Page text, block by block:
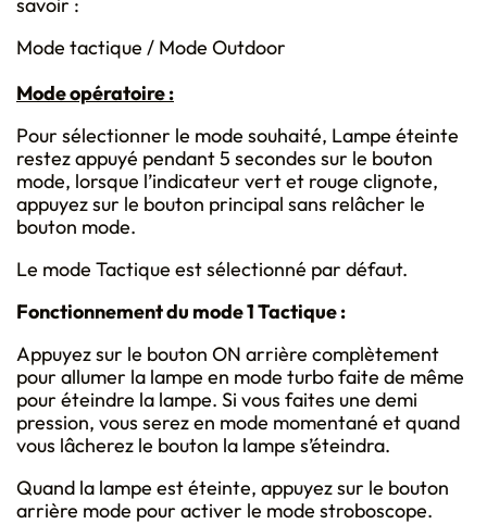
Mode tactique / Mode Outdoor
Mode opératoire :
Pour sélectionner le mode souhaité, Lampe éteinte
restez appuyé pendant 5 secondes sur le bouton
mode, lorsque l’indicateur vert et rouge clignote,
appuyez sur le bouton principal sans relâcher le
bouton mode.
Le mode Tactique est sélectionné par défaut.
Fonctionnement du mode 1 Tactique :
Appuyez sur le bouton ON arrière complètement
pour allumer la lampe en mode turbo faite de même
pour éteindre la lampe. Si vous faites une demi
pression, vous serez en mode momentané et quand
vous lâcherez le bouton la lampe s’éteindra.
Quand la lampe est éteinte, appuyez sur le bouton
arrière mode pour activer le mode stroboscope.